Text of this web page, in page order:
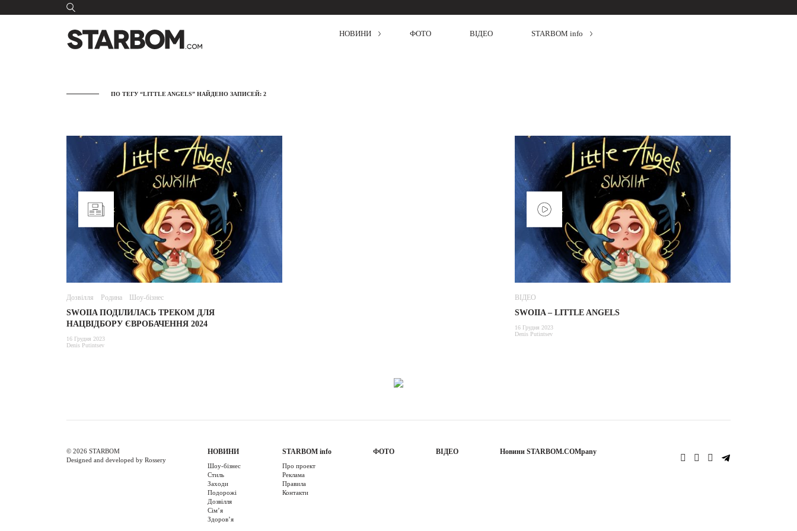
НОВИНИ ФОТО ВІДЕО STARBOM info
ПО ТЕГУ “LITTLE ANGELS” НАЙДЕНО ЗАПИСЕЙ: 2
Дозвілля Родина Шоу-бізнес
SWOIIA ПОДІЛИЛАСЬ ТРЕКОМ ДЛЯ
НАЦВІДБОРУ ЄВРОБАЧЕННЯ 2024
16 Грудня 2023
Denis Putintsev
ВІДЕО
SWOIIA – LITTLE ANGELS
16 Грудня 2023
Denis Putintsev
© 2026 STARBOM
Designed and developed by Rossery
НОВИНИ
Шоу-бізнес
Стиль
Заходи
Подорожі
Дозвілля
Cім’я
Здоров’я
STARBOM info
Про проект
Реклама
Правила
Контакти
ФОТО ВІДЕО Новини STARBOM.COMpany